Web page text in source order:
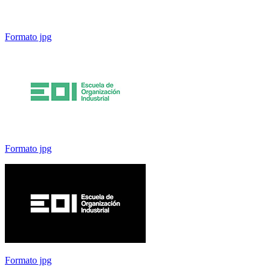
Formato jpg
Formato jpg
Formato jpg